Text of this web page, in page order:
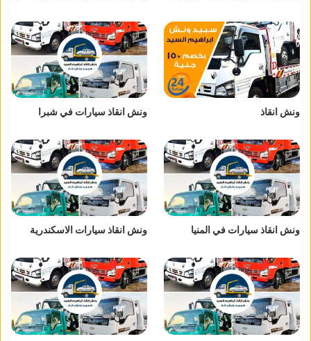
ونش انقاذ ونش انقاذ سيارات في شبرا
ونش انقاذ سيارات في المنيا ونش انقاذ سيارات الاسكندرية